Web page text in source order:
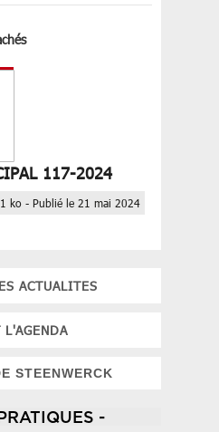
117-2024
ko - Publié le 21 mai 2024
ACTUALITES
L'AGENDA
STEENWERCK
-